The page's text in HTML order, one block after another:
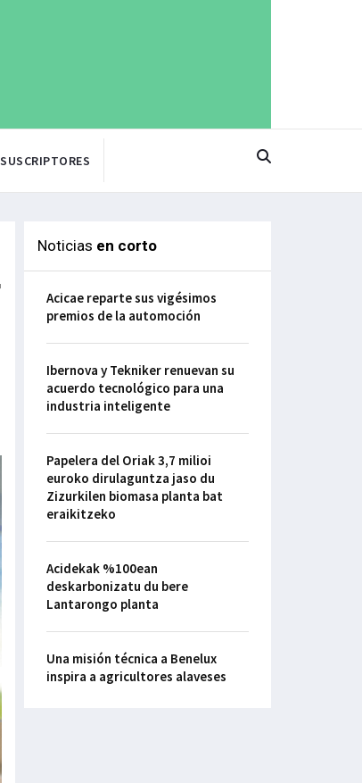
Noticias en corto
Acicae reparte sus vigésimos
premios de la automoción
Ibernova y Tekniker renuevan su
acuerdo tecnológico para una
industria inteligente
Papelera del Oriak 3,7 milioi
euroko dirulaguntza jaso du
Zizurkilen biomasa planta bat
eraikitzeko
Acidekak %100ean
deskarbonizatu du bere
Lantarongo planta
Una misión técnica a Benelux
inspira a agricultores alaveses